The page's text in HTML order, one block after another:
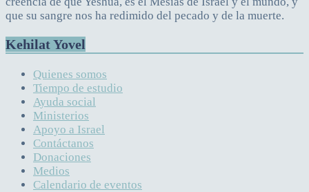
que su sangre nos ha redimido del pecado y de la muerte.
Kehilat Yovel
Quienes somos
Tiempo de estudio
Ayuda social
Ministerios
Apoyo a Israel
Contáctanos
Donaciones
Medios
Calendario de eventos